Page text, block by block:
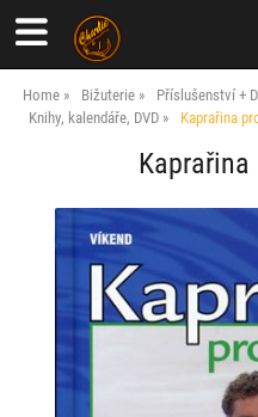
Home Bižuterie Příslušenství +
Knihy, kalendáře, DVD
Kaprařina